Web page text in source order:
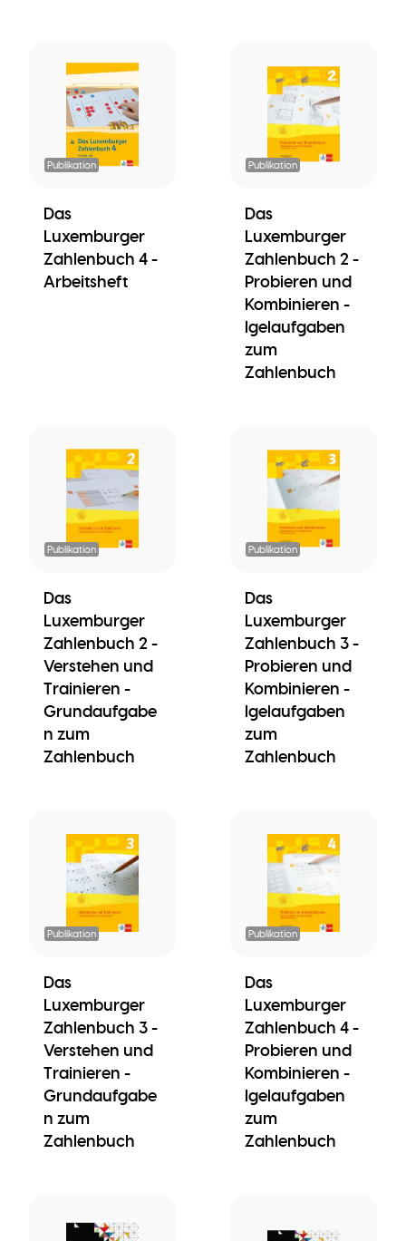
Publikation
Das
Luxemburger
Zahlenbuch 4 -
Arbeitsheft
Publikation
Das
Luxemburger
Zahlenbuch 2 -
Probieren und
Kombinieren -
Igelaufgaben
zum
Zahlenbuch
Publikation
Das
Luxemburger
Zahlenbuch 2 -
Verstehen und
Trainieren -
Grundaufgabe
n zum
Zahlenbuch
Publikation
Das
Luxemburger
Zahlenbuch 3 -
Probieren und
Kombinieren -
Igelaufgaben
zum
Zahlenbuch
Publikation
Das
Luxemburger
Zahlenbuch 3 -
Verstehen und
Trainieren -
Grundaufgabe
n zum
Zahlenbuch
Publikation
Das
Luxemburger
Zahlenbuch 4 -
Probieren und
Kombinieren -
Igelaufgaben
zum
Zahlenbuch